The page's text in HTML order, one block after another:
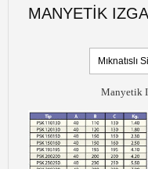
MANYETIK
Manyetik